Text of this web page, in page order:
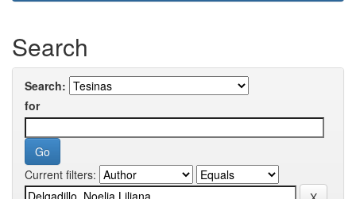
Search
Search:
for
Current filters: